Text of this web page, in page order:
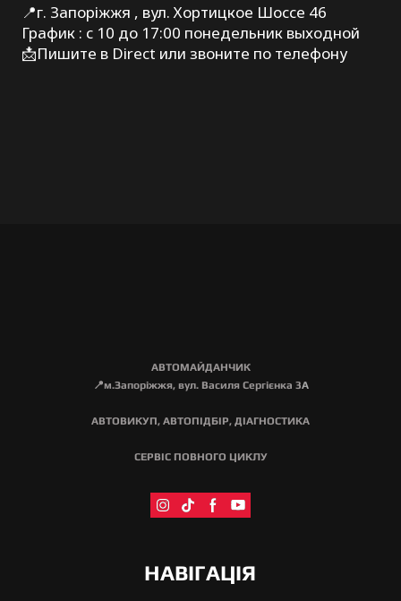
📍г. Запоріжжя , вул. Хортицкое Шоссе 46
График : с 10 до 17:00 понедельник выходной
📩Пишите в Direct или звоните по телефону
АВТОМАЙДАНЧИК
📍м.Запоріжжя, вул. Василя Сергієнка 3А
АВТОВИКУП, АВТОПІДБІР, ДІАГНОСТИКА
СЕРВІС ПОВНОГО ЦИКЛУ
НАВІГАЦІЯ